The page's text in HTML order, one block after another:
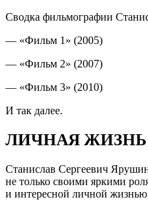
Сводка фильмографии
— «Фильм 1» (2005)
— «Фильм 2» (2007)
— «Фильм 3» (2010)
И так далее.
ЛИЧНАЯ
Станислав Сергеевич
не только своими яркими
и интересной личной